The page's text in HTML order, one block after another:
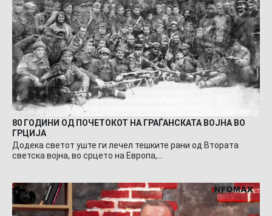
80 ГОДИНИ ОД ПОЧЕТОКОТ НА ГРАЃАНСКАТА ВОЈНА ВО
ГРЦИЈА
Додека светот уште ги лечел тешките рани од Втората
светска војна, во срцето на Европа,…